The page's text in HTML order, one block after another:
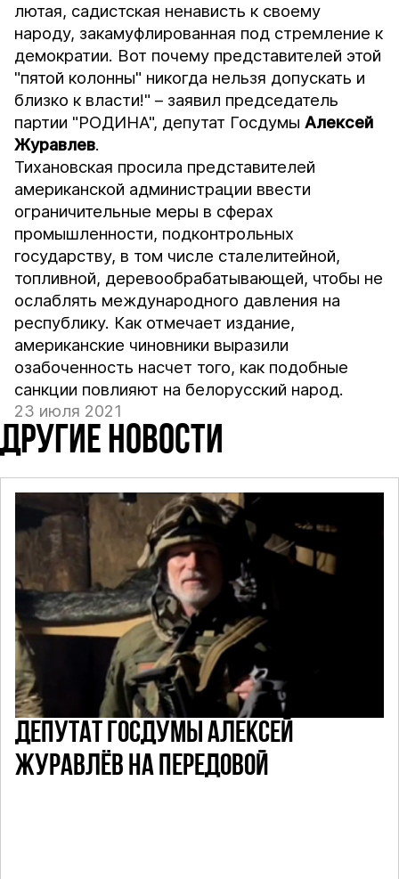
лютая, садистская ненависть к своему
народу, закамуфлированная под стремление к
демократии. Вот почему представителей этой
"пятой колонны" никогда нельзя допускать и
близко к власти!" – заявил председатель
партии "РОДИНА", депутат ГосдумыАлексей
Журавлев.
Тихановская просила представителей
американской администрации ввести
ограничительные меры в сферах
промышленности, подконтрольных
государству, в том числе сталелитейной,
топливной, деревообрабатывающей, чтобы не
ослаблять международного давления на
республику. Как отмечает издание,
американские чиновники выразили
озабоченность насчет того, как подобные
санкции повлияют на белорусский народ.
23 июля 2021
ДРУГИЕ НОВОСТИ
ДЕПУТАТ ГОСДУМЫ АЛЕКСЕЙ
ЖУРАВЛЁВ НА ПЕРЕДОВОЙ